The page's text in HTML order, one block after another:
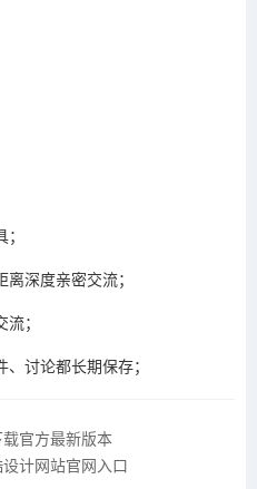
深度亲密交流；
；
讨论都长期保存；
官方最新版本
计网站官网入口